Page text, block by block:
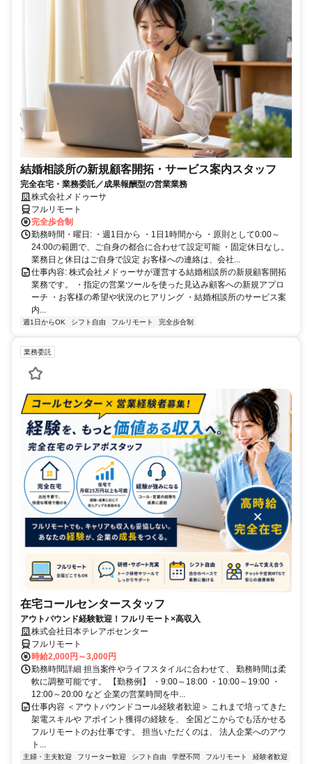
結婚相談所の新規顧客開拓・サービス案内スタッフ
完全在宅・業務委託／成果報酬型の営業業務
株式会社メドゥーサ
フルリモート
完全歩合制
勤務時間・曜日: ・週1日から ・1日1時間から ・原則として0:00～
24:00の範囲で、ご自身の都合に合わせて設定可能 ・固定休日なし。
業務日と休日はご自身で設定 お客様への連絡は、会社...
仕事内容: 株式会社メドゥーサが運営する結婚相談所の新規顧客開拓
業務です。 ・指定の営業ツールを使った見込み顧客への新規アプロ
ーチ ・お客様の希望や状況のヒアリング ・結婚相談所のサービス案
内...
週1日からOK シフト自由 フルリモート 完全歩合制
業務委託
在宅コールセンタースタッフ
アウトバウンド経験歓迎！フルリモート×高収入
株式会社日本テレアポセンター
フルリモート
時給2,000円～3,000円
勤務時間詳細 担当案件やライフスタイルに合わせて、 勤務時間は柔
軟に調整可能です。 【勤務例】 ・9:00～18:00 ・10:00～19:00 ・
12:00～20:00 など 企業の営業時間を中...
仕事内容 ＜アウトバウンドコール経験者歓迎＞ これまで培ってきた
架電スキルや アポイント獲得の経験を、 全国どこからでも活かせる
フルリモートのお仕事です。 担当いただくのは、 法人企業へのアウ
ト...
主婦・主夫歓迎 フリーター歓迎 シフト自由 学歴不問 フルリモート
経験者歓迎